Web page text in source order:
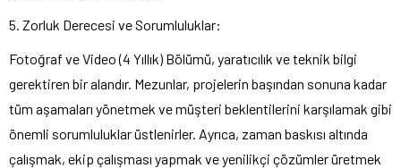
5. Zorluk Derecesi ve Sorumluluklar:
Fotoğraf ve Video (4 Yıllık) Bölümü, yaratıcılık ve teknik bilgi
gerektiren bir alandır. Mezunlar, projelerin başından sonuna kadar
tüm aşamaları yönetmek ve müşteri beklentilerini karşılamak gibi
önemli sorumluluklar üstlenirler. Ayrıca, zaman baskısı altında
çalışmak, ekip çalışması yapmak ve yenilikçi çözümler üretmek